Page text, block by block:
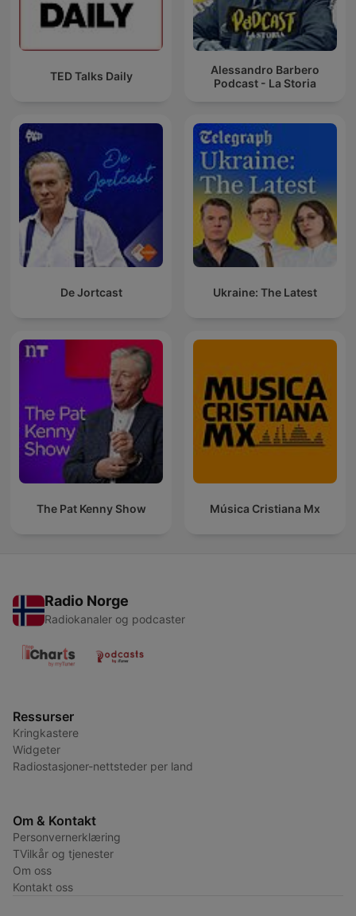
TED Talks Daily
Alessandro Barbero
Podcast - La Storia
De Jortcast Ukraine: The Latest
The Pat Kenny Show Música Cristiana Mx
Radio Norge
Radiokanaler og podcaster
Ressurser
Kringkastere
Widgeter
Radiostasjoner-nettsteder per land
Om & Kontakt
Personvernerklæring
TVilkår og tjenester
Om oss
Kontakt oss